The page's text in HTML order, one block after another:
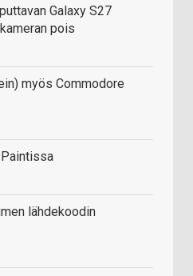
Galaxy S27
pois
myös Commodore
lähdekoodin